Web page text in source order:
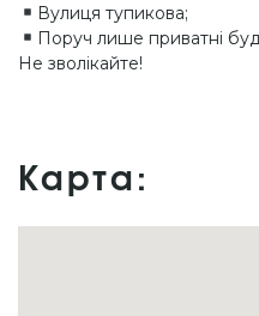
Вулиця тупикова;
Поруч лише приватні
Не зволікайте!
Карта: